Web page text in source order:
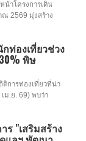
น้าโครงการเดิน
ณ 2569 มุ่งสร้าง
ท่องเที่ยวช่วง
พิษ
ติการท่องเที่ยวที่น่า
ม.ย. 69) พบว่า
ร "เสริมสร้าง